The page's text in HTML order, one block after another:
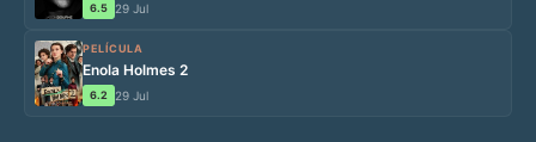
6.5 29 Jul
PELÍCULA
Enola Holmes 2
6.2 29 Jul